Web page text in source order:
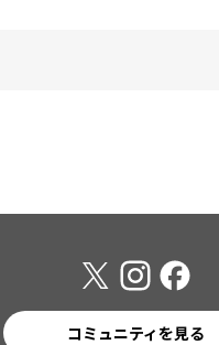
コミュニティを見る